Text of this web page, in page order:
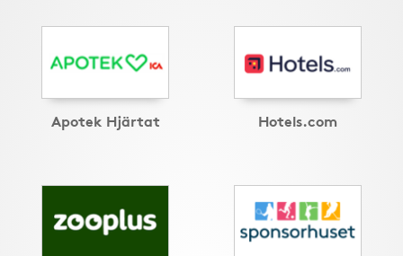
Apotek Hjärtat Hotels.com